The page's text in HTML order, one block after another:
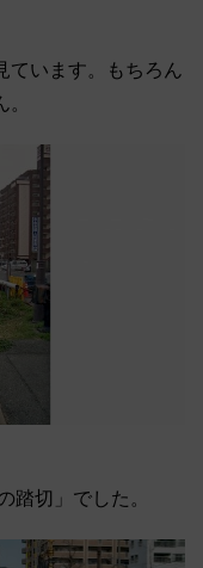
ています。もちろん
踏切」でした。